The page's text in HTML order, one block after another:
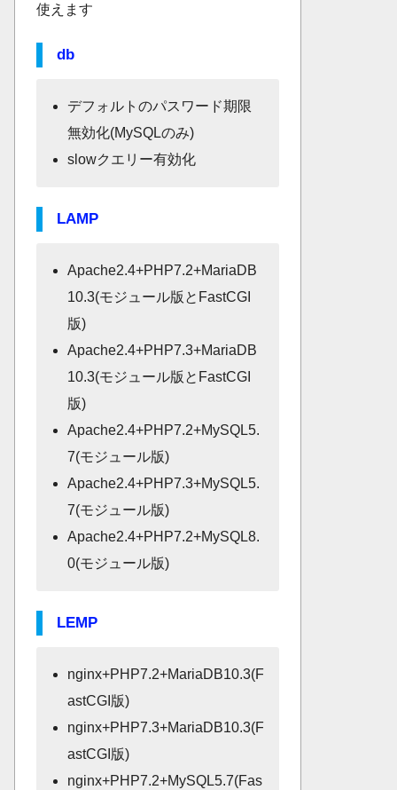
使えます
db
デフォルトのパスワード期限
無効化(MySQLのみ)
slowクエリー有効化
LAMP
Apache2.4+PHP7.2+MariaDB
10.3(モジュール版とFastCGI
版)
Apache2.4+PHP7.3+MariaDB
10.3(モジュール版とFastCGI
版)
Apache2.4+PHP7.2+MySQL5.
7(モジュール版)
Apache2.4+PHP7.3+MySQL5.
7(モジュール版)
Apache2.4+PHP7.2+MySQL8.
0(モジュール版)
LEMP
nginx+PHP7.2+MariaDB10.3(F
astCGI版)
nginx+PHP7.3+MariaDB10.3(F
astCGI版)
nginx+PHP7.2+MySQL5.7(Fas